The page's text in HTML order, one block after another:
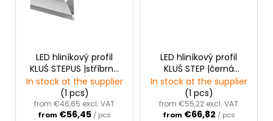
LED hliníkový profil
KLUŚ STEPUS |stříbrná
anoda
In stock at the supplier
(1 pcs)
from €46,65 excl. VAT
from €56,45 / pcs
LED hliníkový profil
KLUŚ STEP |černá
anoda
In stock at the supplier
(1 pcs)
from €55,22 excl. VAT
from €66,82 / pcs